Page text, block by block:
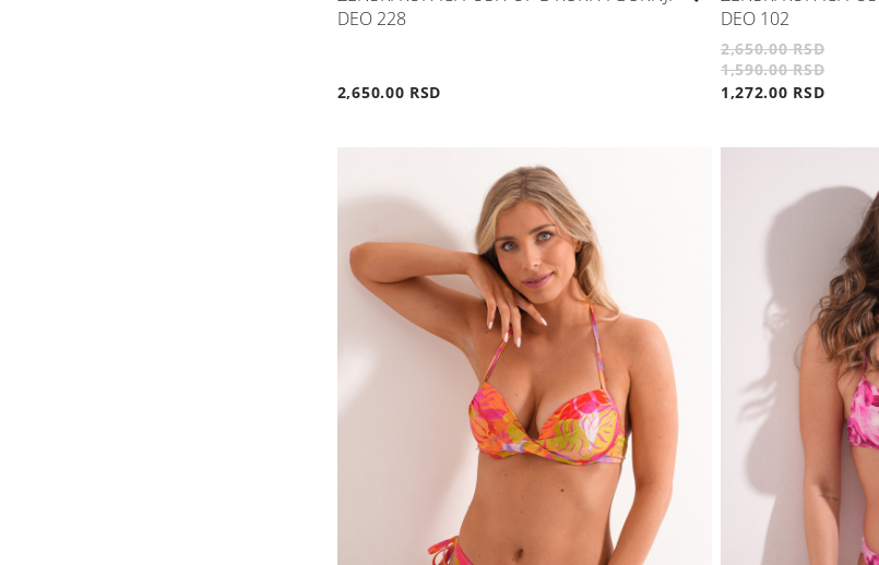
DEO 228
2,650.00 RSD
DEO 102
2,650.00 RSD
1,590.00 RSD
1,272.00 RSD